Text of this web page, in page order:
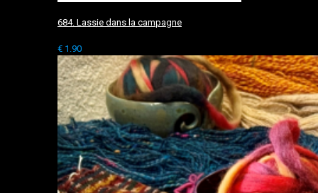
684. Lassie dans la campagne
€ 1.90